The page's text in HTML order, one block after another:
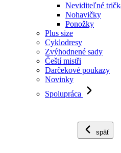
Neviditeľné
Nohavičky
Ponožky
Plus size
Cyklodresy
Zvýhodnené sady
Čeští mistři
Darčekové poukazy
Novinky
Spolupráca
späť